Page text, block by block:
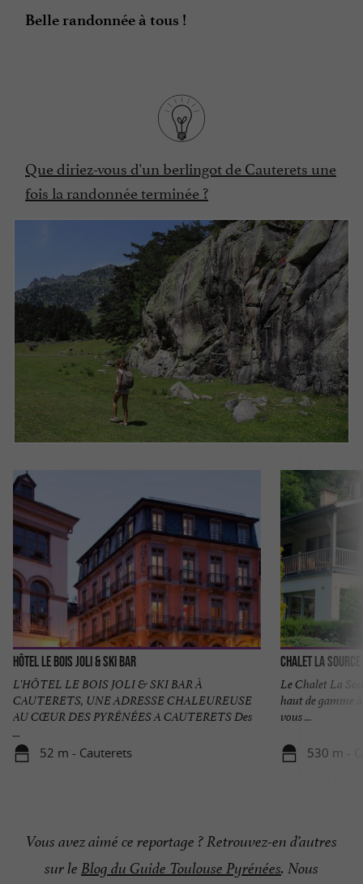
Belle randonnée à tous !
Que diriez-vous d'un berlingot de Cauterets une
fois la randonnée terminée ?
Hôtel Le Bois Joli & Ski Bar
L'HÔTEL LE BOIS JOLI & SKI BAR À
CAUTERETS, UNE ADRESSE CHALEUREUSE
AU CŒUR DES PYRÉNÉES A CAUTERETS Des
...
52 m - Cauterets
Chalet la
Le Chalet La
haut de gamme
vous ...
530 m -
Vous avez aimé ce reportage ? Retrouvez-en d’autres
sur le Blog du Guide Toulouse Pyrénées. Nous